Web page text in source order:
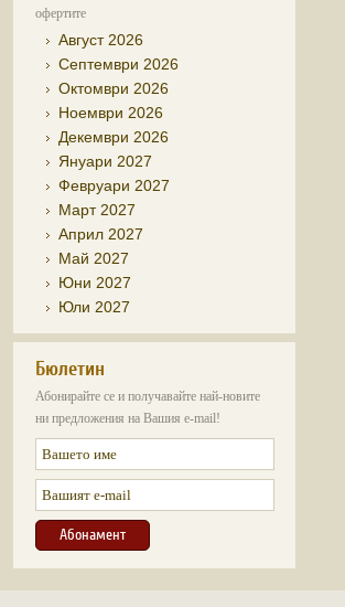
офертите
Август 2026
Септември 2026
Октомври 2026
Ноември 2026
Декември 2026
Януари 2027
Февруари 2027
Март 2027
Април 2027
Май 2027
Юни 2027
Юли 2027
Бюлетин
Абонирайте се и получавайте най-новите
ни предложения на Вашия e-mail!